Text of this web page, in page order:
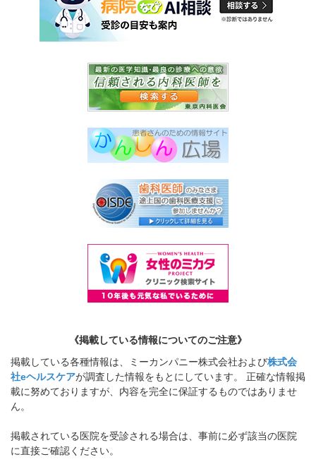
《掲載している情報についてのご注意》
掲載している各種情報は、ミーカンパニー株式会社および株式会
社eヘルスケアが調査した情報をもとにしています。 正確な情報掲
載に努めておりますが、内容を完全に保証するものではありませ
ん。
掲載されている医院を受診される場合は、事前に必ず該当の医院
に直接ご確認ください。